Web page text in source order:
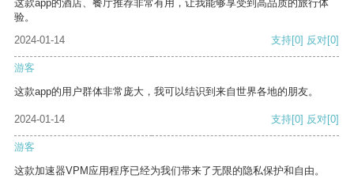
这款app的酒店、餐厅推荐非常有用，让我能够享受到高品质的旅行体
验。
2024-01-14
支持[0] 反对[0]
游客
这款app的用户群体非常庞大，我可以结识到来自世界各地的朋友。
2024-01-14 支持[0] 反对[0]
游客
这款加速器VPM应用程序已经为我们带来了无限的隐私保护和自由。